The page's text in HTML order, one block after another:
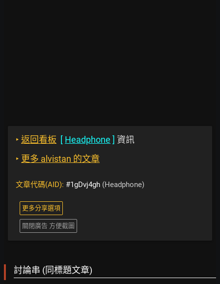
‣ 返回看板 [ Headphone ] 資訊
‣ 更多 alvistan 的文章
文章代碼(AID): #1gDvj4gh (Headphone)
更多分享選項
關閉廣告 方便截圖
討論串 (同標題文章)